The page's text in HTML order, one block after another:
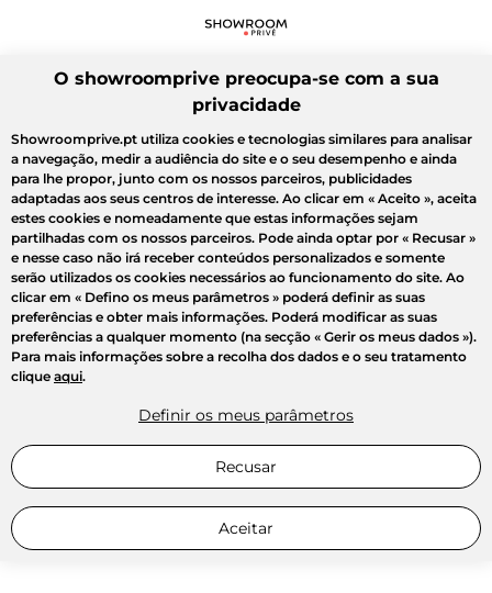
O showroomprive preocupa-se com a sua
privacidade
Showroomprive.pt utiliza cookies e tecnologias similares para analisar
a navegação, medir a audiência do site e o seu desempenho e ainda
para lhe propor, junto com os nossos parceiros, publicidades
adaptadas aos seus centros de interesse. Ao clicar em « Aceito », aceita
estes cookies e nomeadamente que estas informações sejam
partilhadas com os nossos parceiros. Pode ainda optar por « Recusar »
e nesse caso não irá receber conteúdos personalizados e somente
serão utilizados os cookies necessários ao funcionamento do site. Ao
clicar em « Defino os meus parâmetros » poderá definir as suas
preferências e obter mais informações. Poderá modificar as suas
preferências a qualquer momento (na secção « Gerir os meus dados »).
Para mais informações sobre a recolha dos dados e o seu tratamento
clique aqui.
Definir os meus parâmetros
Recusar
Aceitar